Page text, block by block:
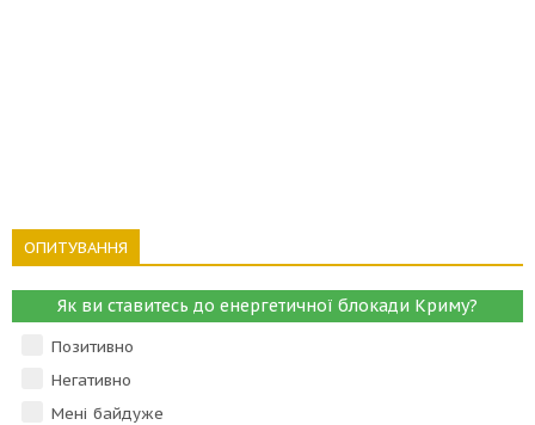
ОПИТУВАННЯ
Як ви ставитесь до енергетичної блокади Криму?
Позитивно
Негативно
Мені байдуже